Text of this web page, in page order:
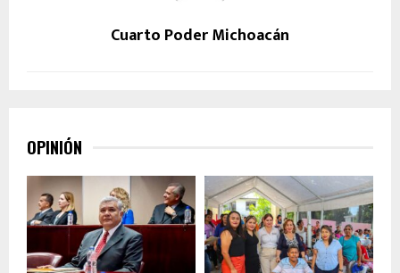
Cuarto Poder Michoacán
OPINIÓN